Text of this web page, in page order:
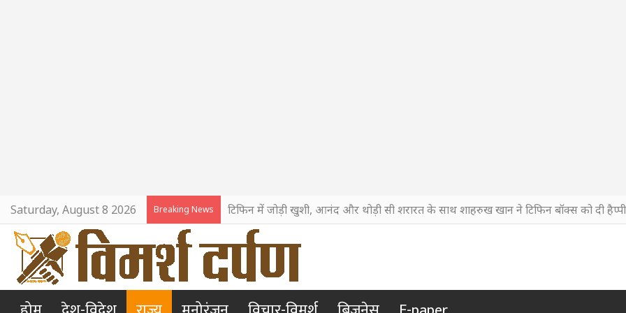
Saturday, August 8 2026 Breaking News टिफिन में जोड़ी खुशी, आनंद और थोड़ी सी शरारत के साथ शाहरुख खान ने टिफिन बॉक्स को दी